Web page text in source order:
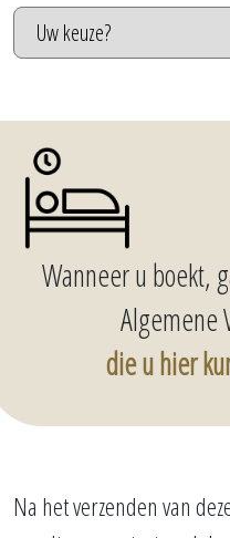
Wanneer u boekt,
Algemene
die u hier
Na het verzenden van